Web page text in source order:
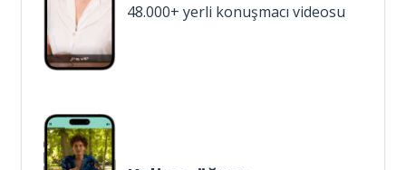
48.000+ yerli konuşmacı videosu